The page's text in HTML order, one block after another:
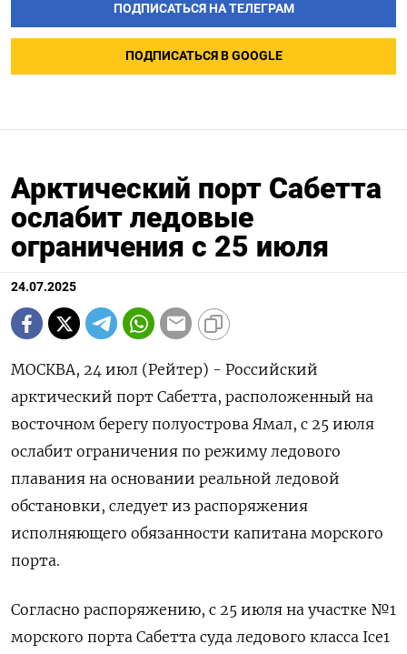
ПОДПИСАТЬСЯ НА ТЕЛЕГРАМ
ПОДПИСАТЬСЯ В GOOGLE
Арктический порт Сабетта
ослабит ледовые
ограничения с 25 июля
24.07.2025
МОСКВА, 24 июл (Рейтер) - Российский
арктический порт Сабетта, расположенный на
восточном берегу полуострова Ямал, с 25 июля
ослабит ограничения по режиму ледового
плавания на основании реальной ледовой
обстановки, следует из распоряжения
исполняющего обязанности капитана морского
порта.
Согласно распоряжению, с 25 июля на участке №1
морского порта Сабетта суда ледового класса Ice1